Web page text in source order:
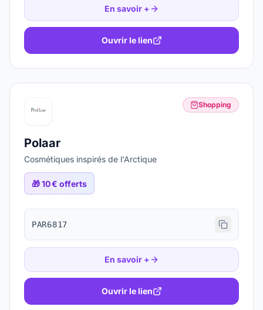
En savoir +
Ouvrir le lien
Shopping
Polaar
Cosmétiques inspirés de l'Arctique
🎁10 € offerts
PAR6817
En savoir +
Ouvrir le lien